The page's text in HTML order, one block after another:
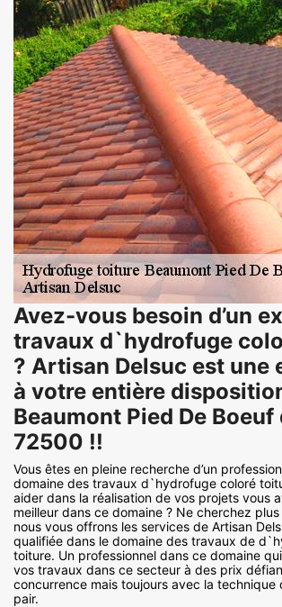
Avez-vous besoin d’un
travaux d`hydrofuge
? Artisan Delsuc est une
à votre entière
Beaumont Pied De Boeuf
72500 !!
Vous êtes en pleine recherche d’un
domaine des travaux d`hydrofuge coloré
aider dans la réalisation de vos projets vous
meilleur dans ce domaine ? Ne cherchez
nous vous offrons les services de Artisan
qualifiée dans le domaine des travaux de
toiture. Un professionnel dans ce domaine
vos travaux dans ce secteur à des prix
concurrence mais toujours avec la technique
pair.